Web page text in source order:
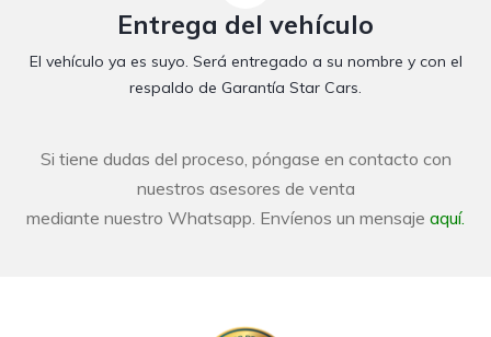
Entrega del vehículo
El vehículo ya es suyo. Será entregado a su nombre y con el
respaldo de Garantía Star Cars.
Si tiene dudas del proceso, póngase en contacto con
nuestros asesores de venta
mediante nuestro Whatsapp. Envíenos un mensaje aquí.